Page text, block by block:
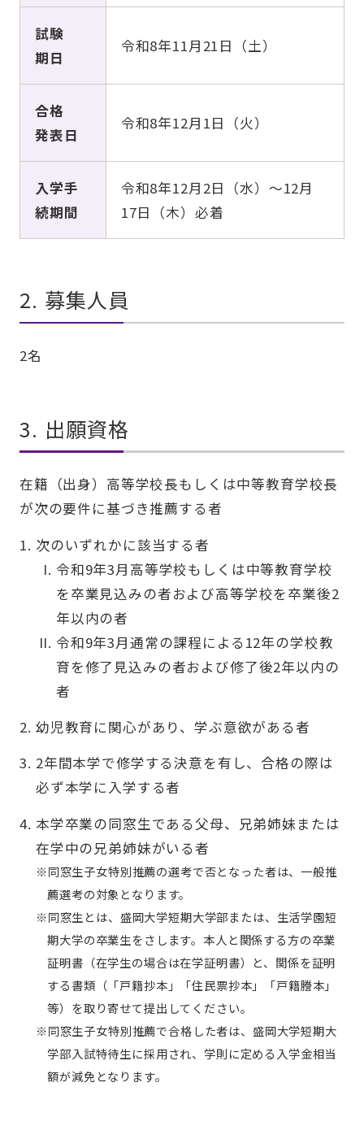
試験
期日
令和8年11月21日（土）
合格
発表日
令和8年12月1日（火）
入学手
続期間
令和8年12月2日（水）～12月
17日（木） 必着
2. 募集人員
2名
3. 出願資格
在籍（出身）高等学校長もしくは中等教育学校長
が次の要件に基づき推薦する者
次のいずれかに該当する者
令和9年3月高等学校もしくは中等教育学校
を卒業見込みの者および高等学校を卒業後2
年以内の者
令和9年3月通常の課程による12年の学校教
育を修了見込みの者および修了後2年以内の
者
幼児教育に関心があり、学ぶ意欲がある者
2年間本学で修学する決意を有し、合格の際は
必ず本学に入学する者
本学卒業の同窓生である父母、兄弟姉妹または
在学中の兄弟姉妹がいる者
同窓生子女特別推薦の選考で否となった者は、一般推
薦選考の対象となります。
同窓生とは、盛岡大学短期大学部または、生活学園短
期大学の卒業生をさします。本人と関係する方の卒業
証明書（在学生の場合は在学証明書）と、関係を証明
する書類（「戸籍抄本」「住民票抄本」「戸籍謄本」
等）を取り寄せて提出してください。
同窓生子女特別推薦で合格した者は、盛岡大学短期大
学部入試特待生に採用され、学則に定める入学金相当
額が減免となります。